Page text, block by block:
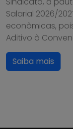
Salarial 2026/
econômicas,
Aditivo à
Saiba mais